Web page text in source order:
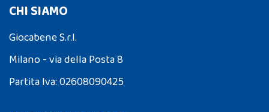
CHI SIAMO
Giocabene S.r.l.
Milano - via della Posta 8
Partita Iva: 02608090425